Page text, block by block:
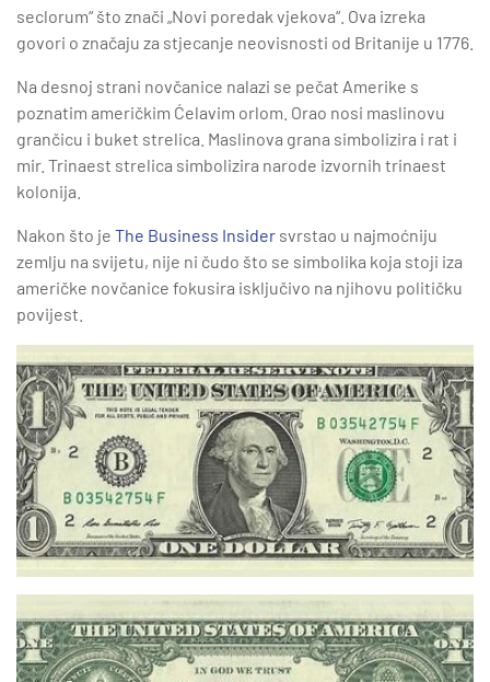
seclorum“ što znači „Novi poredak vjekova“. Ova izreka
govori o značaju za stjecanje neovisnosti od Britanije u 1776.
Na desnoj strani novčanice nalazi se pečat Amerike s
poznatim američkim Ćelavim orlom. Orao nosi maslinovu
grančicu i buket strelica. Maslinova grana simbolizira i rat i
mir. Trinaest strelica simbolizira narode izvornih trinaest
kolonija.
Nakon što je The Business Insider svrstao u najmoćniju
zemlju na svijetu, nije ni čudo što se simbolika koja stoji iza
američke novčanice fokusira isključivo na njihovu političku
povijest.